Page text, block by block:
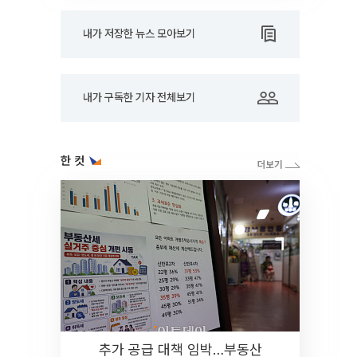
내가 저장한 뉴스 모아보기
내가 구독한 기자 전체보기
한 컷
추가 공급 대책 임박…부동산